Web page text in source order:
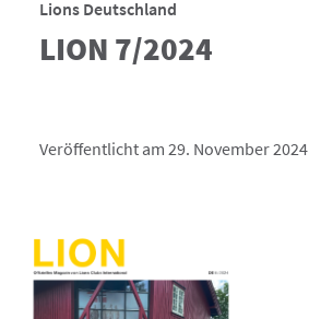
Lions Deutschland
LION 7/2024
Veröffentlicht am 29. November 2024